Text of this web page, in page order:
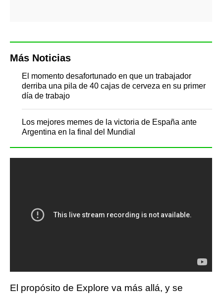
Más Noticias
El momento desafortunado en que un trabajador
derriba una pila de 40 cajas de cerveza en su primer
día de trabajo
Los mejores memes de la victoria de España ante
Argentina en la final del Mundial
El propósito de Explore va más allá, y se